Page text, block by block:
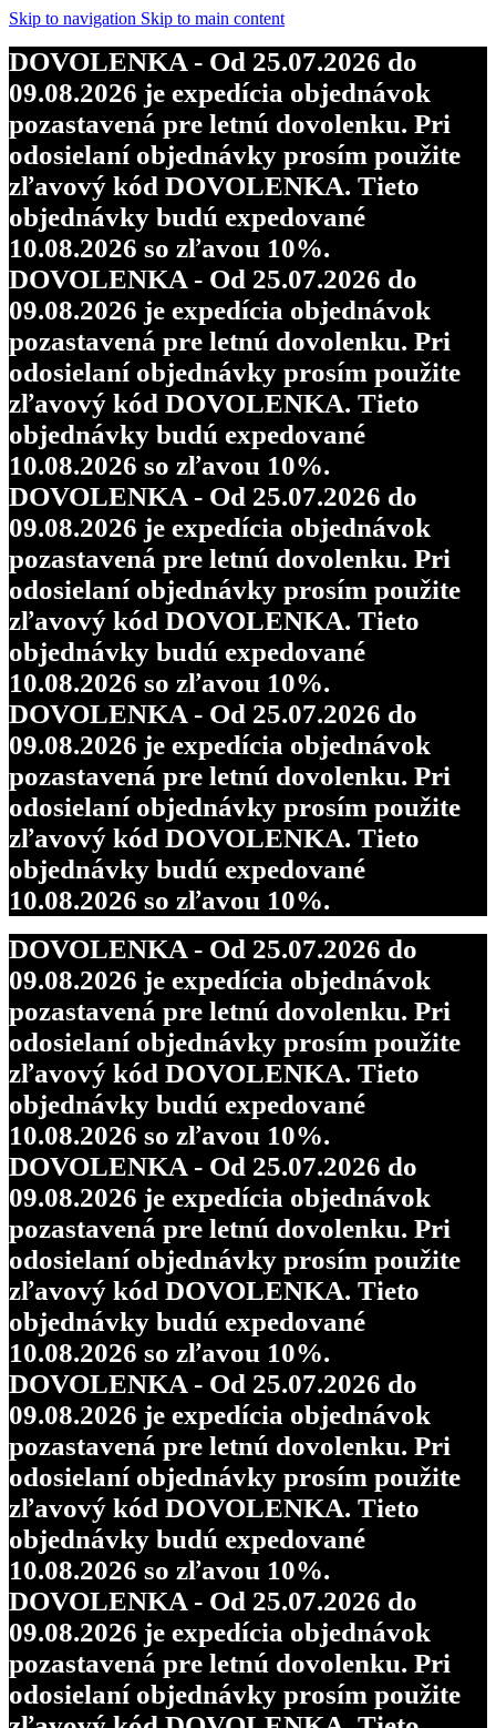
Skip to navigation Skip to main content
DOVOLENKA - Od 25.07.2026 do
09.08.2026 je expedícia objednávok
pozastavená pre letnú dovolenku. Pri
odosielaní objednávky prosím použite
zľavový kód DOVOLENKA. Tieto
objednávky budú expedované
10.08.2026 so zľavou 10%.
DOVOLENKA - Od 25.07.2026 do
09.08.2026 je expedícia objednávok
pozastavená pre letnú dovolenku. Pri
odosielaní objednávky prosím použite
zľavový kód DOVOLENKA. Tieto
objednávky budú expedované
10.08.2026 so zľavou 10%.
DOVOLENKA - Od 25.07.2026 do
09.08.2026 je expedícia objednávok
pozastavená pre letnú dovolenku. Pri
odosielaní objednávky prosím použite
zľavový kód DOVOLENKA. Tieto
objednávky budú expedované
10.08.2026 so zľavou 10%.
DOVOLENKA - Od 25.07.2026 do
09.08.2026 je expedícia objednávok
pozastavená pre letnú dovolenku. Pri
odosielaní objednávky prosím použite
zľavový kód DOVOLENKA. Tieto
objednávky budú expedované
10.08.2026 so zľavou 10%.
DOVOLENKA - Od 25.07.2026 do
09.08.2026 je expedícia objednávok
pozastavená pre letnú dovolenku. Pri
odosielaní objednávky prosím použite
zľavový kód DOVOLENKA. Tieto
objednávky budú expedované
10.08.2026 so zľavou 10%.
DOVOLENKA - Od 25.07.2026 do
09.08.2026 je expedícia objednávok
pozastavená pre letnú dovolenku. Pri
odosielaní objednávky prosím použite
zľavový kód DOVOLENKA. Tieto
objednávky budú expedované
10.08.2026 so zľavou 10%.
DOVOLENKA - Od 25.07.2026 do
09.08.2026 je expedícia objednávok
pozastavená pre letnú dovolenku. Pri
odosielaní objednávky prosím použite
zľavový kód DOVOLENKA. Tieto
objednávky budú expedované
10.08.2026 so zľavou 10%.
DOVOLENKA - Od 25.07.2026 do
09.08.2026 je expedícia objednávok
pozastavená pre letnú dovolenku. Pri
odosielaní objednávky prosím použite